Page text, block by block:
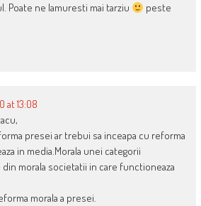
Poate ne lamuresti mai tarziu
peste
at 13:08
presei ar trebui sa inceapa cu reforma
in media.Morala unei categorii
morala societatii in care functioneaza
morala a presei.